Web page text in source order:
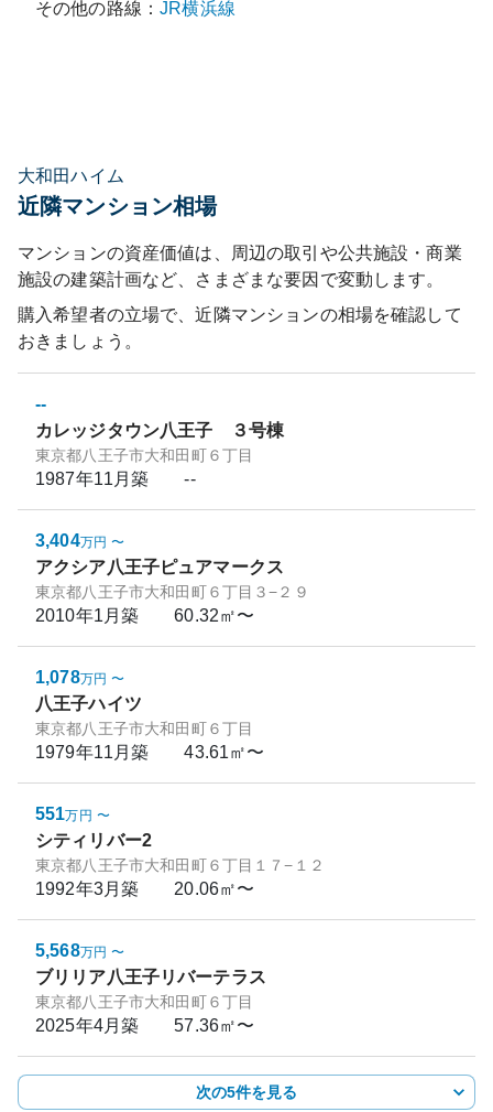
その他の路線：JR横浜線
大和田ハイム
近隣マンション相場
マンションの資産価値は、周辺の取引や公共施設・商業
施設の建築計画など、さまざまな要因で変動します。
購入希望者の立場で、近隣マンションの相場を確認して
おきましょう。
--
カレッジタウン八王子 ３号棟
東京都八王子市大和田町６丁目
1987年11月築 --
3,404万円 〜
アクシア八王子ピュアマークス
東京都八王子市大和田町６丁目３−２９
2010年1月築 60.32㎡〜
1,078万円 〜
八王子ハイツ
東京都八王子市大和田町６丁目
1979年11月築 43.61㎡〜
551万円 〜
シティリバー2
東京都八王子市大和田町６丁目１７−１２
1992年3月築 20.06㎡〜
5,568万円 〜
ブリリア八王子リバーテラス
東京都八王子市大和田町６丁目
2025年4月築 57.36㎡〜
次の5件を見る